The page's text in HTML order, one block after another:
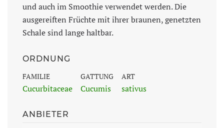
und auch im Smoothie verwendet werden. Die
ausgereiften Früchte mit ihrer braunen, genetzten
Schale sind lange haltbar.
ORDNUNG
FAMILIE
Cucurbitaceae
GATTUNG
Cucumis
ART
sativus
ANBIETER